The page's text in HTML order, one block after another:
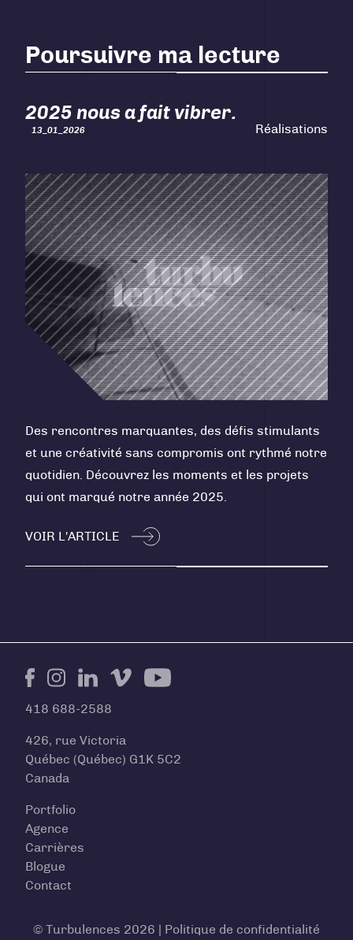
Poursuivre ma lecture
2025 nous a fait vibrer.
13_01_2026 Réalisations
Des rencontres marquantes, des défis stimulants
et une créativité sans compromis ont rythmé notre
quotidien. Découvrez les moments et les projets
qui ont marqué notre année 2025.
VOIR L'ARTICLE
418 688-2588
426, rue Victoria
Québec (Québec) G1K 5C2
Canada
Portfolio
Agence
Carrières
Blogue
Contact
© Turbulences 2026 | Politique de confidentialité